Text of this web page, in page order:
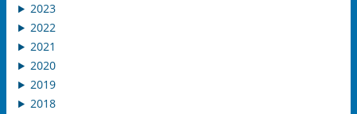
2023
2022
2021
2020
2019
2018